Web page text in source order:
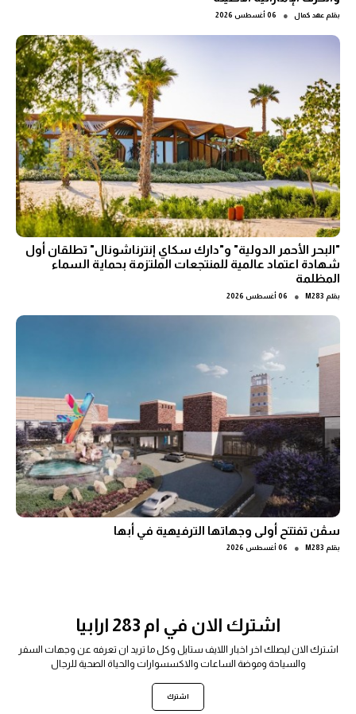
بقلم عهد كمال ● 06 أغسطس 2026
"البحر الأحمر الدولية" و"دارك سكاي إنترناشونال" تطلقان أول
شهادة اعتماد عالمية للمنتجعات الملتزمة بحماية السماء
المظلمة
بقلم M283
● 06 أغسطس 2026
سڤن تفتتح أولى وجهاتها الترفيهية في أبها
بقلم M283
● 06 أغسطس 2026
اشترك الان في ام 283 ارابيا
اشترك الان ليصلك اخر اخبار اللايف ستايل وكل ما تريد ان تعرفه عن وجهات السفر
والسياحة وموضة الساعات والاكسسوارات والحياة الصحية للرجال
اشترك